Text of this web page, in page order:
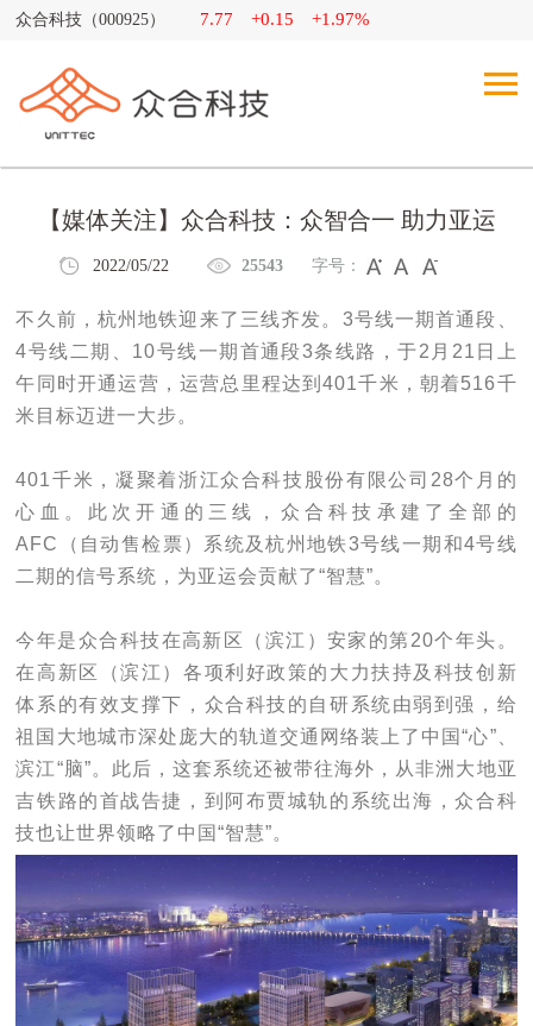
众合科技（000925） 7.77 +0.15 +1.97%
【媒体关注】众合科技：众智合一 助力亚运
2022/05/22 25543 字号：
不久前，杭州地铁迎来了三线齐发。3号线一期首通段、
4号线二期、10号线一期首通段3条线路，于2月21日上
午同时开通运营，运营总里程达到401千米，朝着516千
米目标迈进一大步。
401千米，凝聚着浙江众合科技股份有限公司28个月的
心血。此次开通的三线，众合科技承建了全部的
AFC（自动售检票）系统及杭州地铁3号线一期和4号线
二期的信号系统，为亚运会贡献了“智慧”。
今年是众合科技在高新区（滨江）安家的第20个年头。
在高新区（滨江）各项利好政策的大力扶持及科技创新
体系的有效支撑下，众合科技的自研系统由弱到强，给
祖国大地城市深处庞大的轨道交通网络装上了中国“心”、
滨江“脑”。此后，这套系统还被带往海外，从非洲大地亚
吉铁路的首战告捷，到阿布贾城轨的系统出海，众合科
技也让世界领略了中国“智慧”。